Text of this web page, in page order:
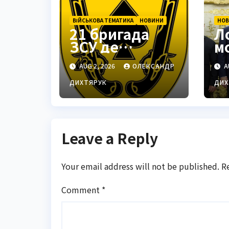
ВІЙСЬКОВА ТЕМАТИКА НОВИНИ
21 бригада
ЗСУ де
знаходиться:
Подільськ як
стратегічний
центр
AUG 2, 2026
ОЛЕКСАНДР
ДИХТЯРУК
м
Leave a Reply
Your email address will not be published.
Comment *